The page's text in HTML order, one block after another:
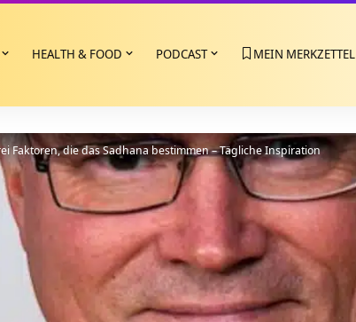
HEALTH & FOOD PODCAST MEIN MERKZETTEL
Faktoren, die das Sadhana bestimmen – Tägliche Inspiration